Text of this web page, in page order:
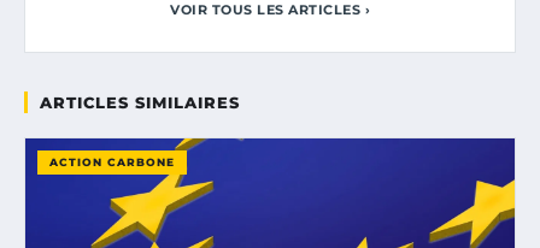
VOIR TOUS LES ARTICLES ›
ARTICLES SIMILAIRES
ACTION CARBONE